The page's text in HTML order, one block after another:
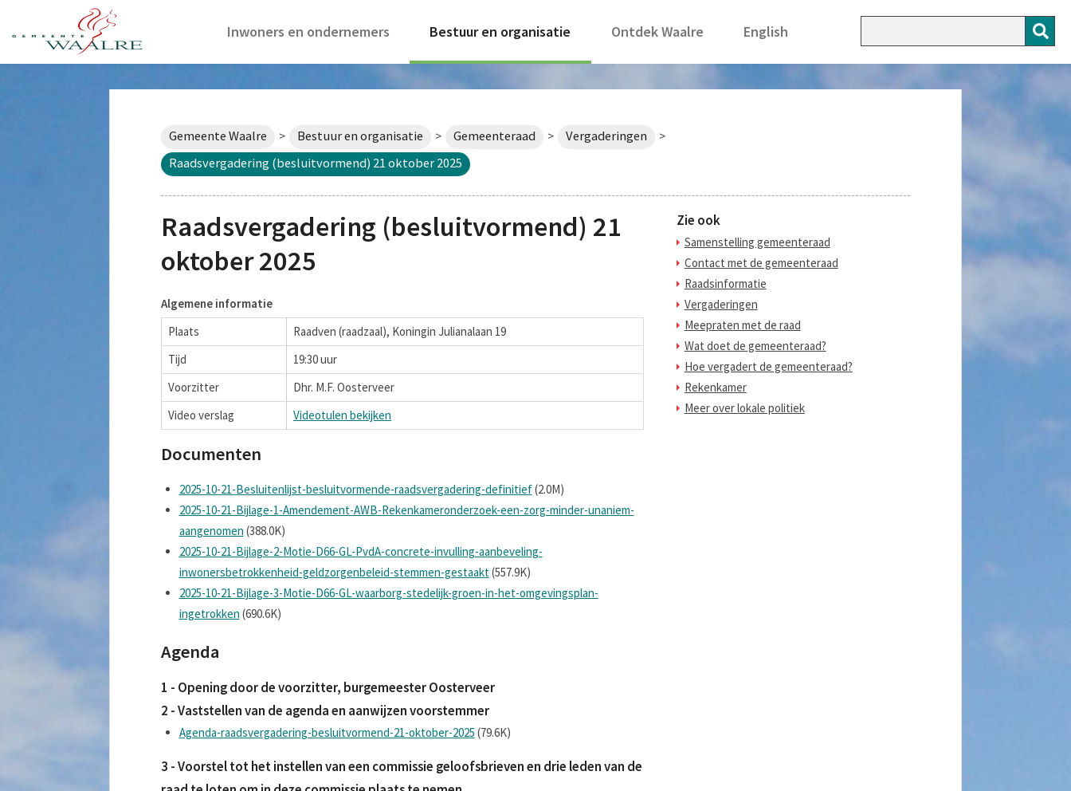
Inwoners en ondernemers Bestuur en organisatie Ontdek Waalre English
Gemeente Waalre > Bestuur en organisatie > Gemeenteraad > Vergaderingen >
Raadsvergadering (besluitvormend) 21 oktober 2025
Raadsvergadering (besluitvormend) 21
oktober 2025
Algemene informatie
Plaats
Raadven (raadzaal), Koningin Julianalaan 19
Tijd
19:30 uur
Voorzitter
Dhr. M.F. Oosterveer
Video verslag
Videotulen bekijken
Documenten
2025-10-21-Besluitenlijst-besluitvormende-raadsvergadering-definitief(2.0M)
2025-10-21-Bijlage-1-Amendement-AWB-Rekenkameronderzoek-een-zorg-minder-unaniem-
aangenomen (388.0K)
2025-10-21-Bijlage-2-Motie-D66-GL-PvdA-concrete-invulling-aanbeveling-
inwonersbetrokkenheid-geldzorgenbeleid-stemmen-gestaakt (557.9K)
2025-10-21-Bijlage-3-Motie-D66-GL-waarborg-stedelijk-groen-in-het-omgevingsplan-
ingetrokken (690.6K)
Agenda
1 - Opening door de voorzitter, burgemeester Oosterveer
2 - Vaststellen van de agenda en aanwijzen voorstemmer
Agenda-raadsvergadering-besluitvormend-21-oktober-2025 (79.6K)
3 - Voorstel tot het instellen van een commissie geloofsbrieven en drie leden van de
Zie ook
Samenstelling gemeenteraad
Contact met de gemeenteraad
Raadsinformatie
Vergaderingen
Meepraten met de raad
Wat doet de gemeenteraad?
Hoe vergadert de gemeenteraad?
Rekenkamer
Meer over lokale politiek